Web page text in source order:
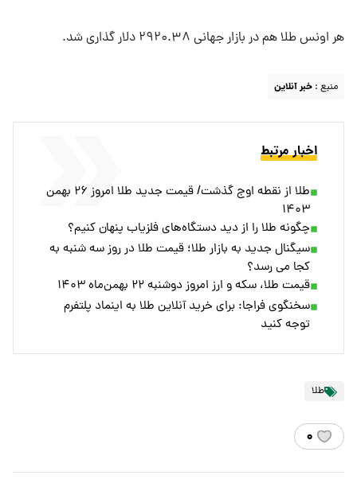
هر اونس طلا هم در بازار جهانی ۲۹۲۰.۳۸ دلار گذاری شد.
منبع : خبر آنلاین
اخبار مرتبط
طلا از نقطه اوج گذشت/ قیمت جدید طلا امروز ۲۶ بهمن
۱۴۰۳
چگونه طلا را از دید دستگاه‌های فلزیاب پنهان کنیم؟
سیگنال جدید به بازار طلا؛ قیمت طلا در روز سه شنبه به
کجا می رسد؟
قیمت طلا، سکه و ارز امروز دوشنبه ۲۲ بهمن‌ماه ۱۴۰۳
سخنگوی فراجا: برای خرید آنلاین طلا به اینماد پلتفرم
توجه کنید
طلا
۰